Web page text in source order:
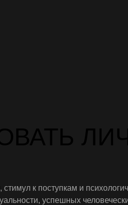
к поступкам и
успешных